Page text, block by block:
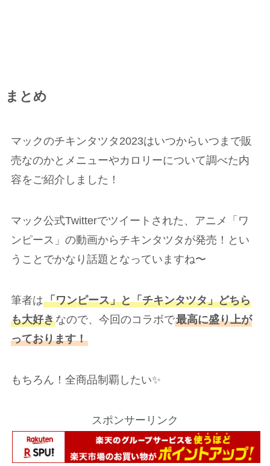
まとめ
マックのチキンタツタ2023はいつからいつまで販
売なのかとメニューやカロリーについて調べた内
容をご紹介しました！
マック公式Twitterでツイートされた、アニメ「ワ
ンピース」の動画からチキンタツタが発売！とい
うことでかなり話題となっていますね〜
筆者は「ワンピース」と「チキンタツタ」どちら
も大好きなので、今回のコラボで最高に盛り上が
っております！
もちろん！全商品制覇したい✨
スポンサーリンク